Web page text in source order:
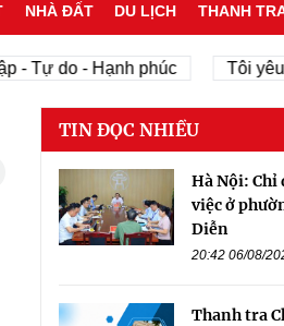
NHÀ ĐẤT DU LỊCH THANH
do - Hạnh phúc Tôi yêu Tổ
TIN ĐỌC NHIỀU
Hà Nội: Chỉ
việc ở
Diễn
20:42 06/08/
Thanh tra